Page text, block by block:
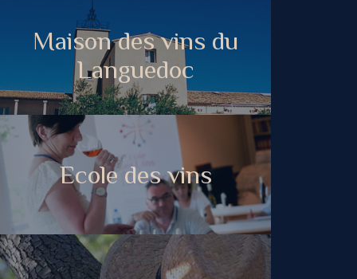
Maison des vins du
Languedoc
Ecole des vins